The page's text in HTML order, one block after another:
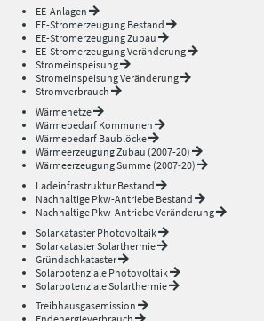
EE-Anlagen
EE-Stromerzeugung Bestand
EE-Stromerzeugung Zubau
EE-Stromerzeugung Veränderung
Stromeinspeisung
Stromeinspeisung Veränderung
Stromverbrauch
Wärmenetze
Wärmebedarf Kommunen
Wärmebedarf Baublöcke
Wärmeerzeugung Zubau (2007-20)
Wärmeerzeugung Summe (2007-20)
Ladeinfrastruktur Bestand
Nachhaltige Pkw-Antriebe Bestand
Nachhaltige Pkw-Antriebe Veränderung
Solarkataster Photovoltaik
Solarkataster Solarthermie
Gründachkataster
Solarpotenziale Photovoltaik
Solarpotenziale Solarthermie
Treibhausgasemission